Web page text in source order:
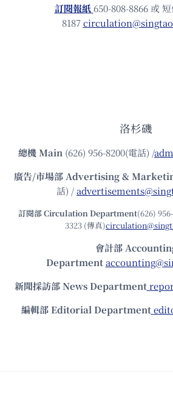
訂閱報紙 650-808-8866 或
8187
洛杉磯
總機Main (626) 956-8200(電話) /
廣告/市場部Advertising &
話) /
訂閱部 Circulation Department(626)
3323 (傳真)
會計部
Department
新聞採訪部 News Department
編輯部 Editorial Department